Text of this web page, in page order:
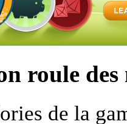
roule des
de la